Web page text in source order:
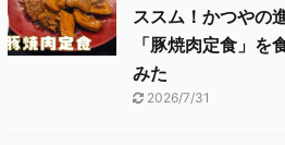
ススム！かつやの
「豚焼肉定食」を
みた
2026/7/31